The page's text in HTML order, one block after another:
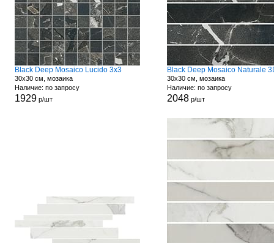
Black Deep Mosaico Lucido 3x3
30x30 см, мозаика
Наличие: по запросу
1929р/шт
30x30 см, мозаика
Наличие: по запросу
2048р/шт